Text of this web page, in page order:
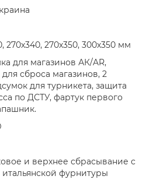
270х340, 270х350, 300х350 мм
для магазинов АК/AR,
сброса магазинов, 2
для турникета, защита
по ДСТУ, фартук первого
и верхнее сбрасывание с
фурнитуры